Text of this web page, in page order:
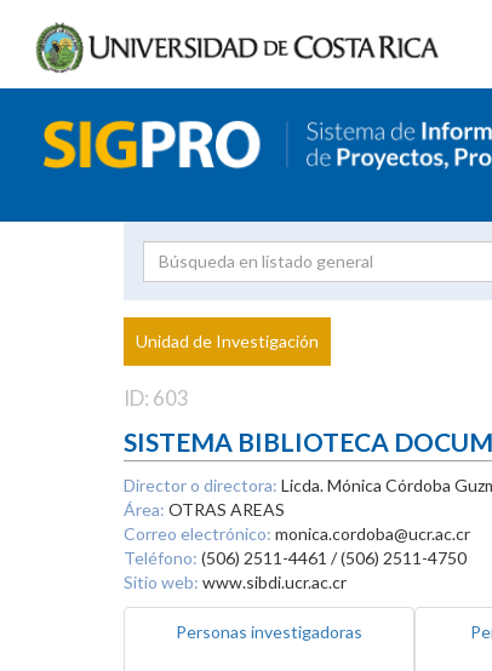
Proyecto
Investigador
Unidad de Investigación
ID: 603
SISTEMA BIBLIOTECA
Director o directora: Licda. Mónica Córdoba
Área: OTRAS AREAS
Correo electrónico: monica.cordoba@ucr.ac.cr
Teléfono: (506) 2511-4461 / (506) 2511-4750
Sitio web: www.sibdi.ucr.ac.cr
Personas investigadoras